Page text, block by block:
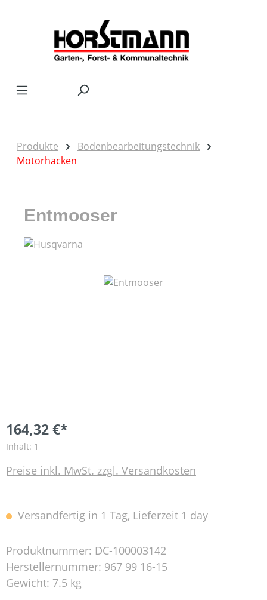
Produkte
Bodenbearbeitungstechnik
Motorhacken
Entmooser
Bildergalerie überspringen
164,32 €*
Inhalt: 1
Preise inkl. MwSt. zzgl. Versandkosten
Versandfertig in 1 Tag, Lieferzeit 1 day
Produktnummer: DC-100003142
Herstellernummer: 967 99 16-15
Gewicht: 7.5 kg